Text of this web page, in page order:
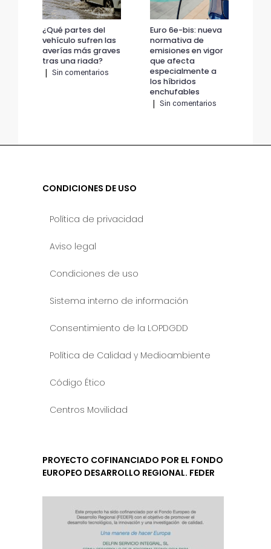
¿Qué partes del
vehículo sufren las
averías más graves
tras una riada?
Sin comentarios
Euro 6e-bis: nueva
normativa de
emisiones en vigor
que afecta
especialmente a
los híbridos
enchufables
Sin comentarios
CONDICIONES DE USO
Política de privacidad
Aviso legal
Condiciones de uso
Sistema interno de información
Consentimiento de la LOPDGDD
Política de Calidad y Medioambiente
Código Ético
Centros Movilidad
PROYECTO COFINANCIADO POR EL FONDO
EUROPEO DESARROLLO REGIONAL. FEDER